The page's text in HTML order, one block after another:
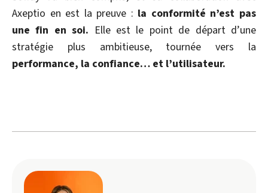
Axeptio en est la preuve : la conformité n’est pas
une fin en soi. Elle est le point de départ d’une
stratégie plus ambitieuse, tournée vers la
performance, la confiance… et l’utilisateur.